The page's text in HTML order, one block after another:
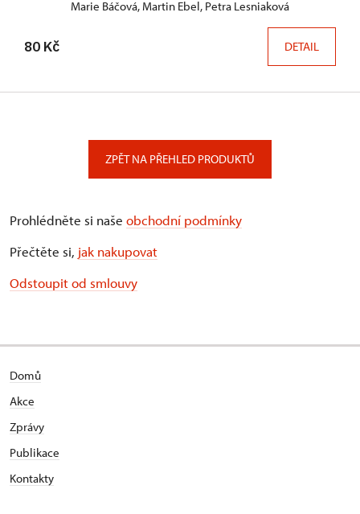
Marie Báčová, Martin Ebel, Petra Lesniaková
80 Kč DETAIL
ZPĚT NA PŘEHLED PRODUKTŮ
Prohlédněte si naše obchodní podmínky
Přečtěte si, jak nakupovat
Odstoupit od smlouvy
Domů
Akce
Zprávy
Publikace
Kontakty